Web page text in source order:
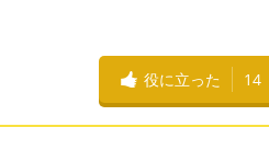
役に立った 14